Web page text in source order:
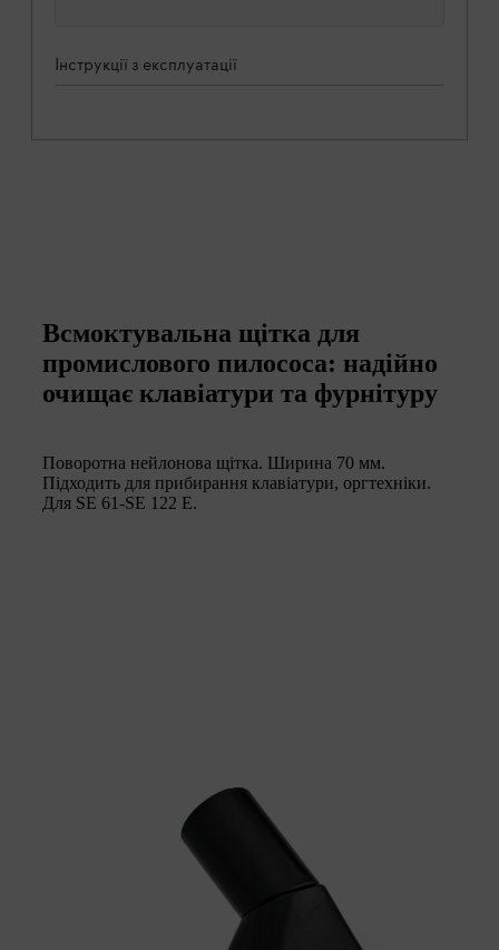
Інструкції з експлуатації
Всмоктувальна щітка для
промислового пилососа: надійно
очищає клавіатури та фурнітуру
Поворотна нейлонова щітка. Ширина 70 мм.
Підходить для прибирання клавіатури, оргтехніки.
Для SE 61-SE 122 E.